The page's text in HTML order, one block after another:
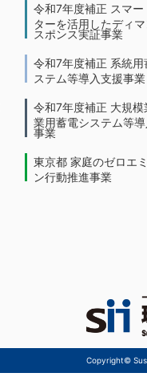
令和7年度補正 スマー
ターを活用したディ
スポンス実証事業
令和7年度補正 系統用
ステム等導入支援事業
令和7年度補正 大規模
業用蓄電システム等
事業
東京都 家庭のゼロエ
ン行動推進事業
Copyright©